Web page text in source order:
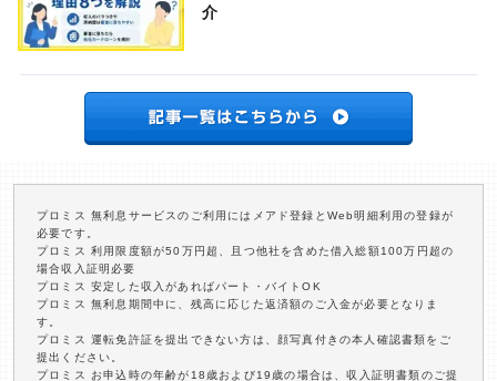
介
プロミス 無利息サービスのご利用にはメアド登録とWeb明細利用の登録が
必要です。
プロミス 利用限度額が50万円超、且つ他社を含めた借入総額100万円超の
場合収入証明必要
プロミス 安定した収入があればパート・バイトOK
プロミス 無利息期間中に、残高に応じた返済額のご入金が必要となりま
す。
プロミス 運転免許証を提出できない方は、顔写真付きの本人確認書類をご
提出ください。
プロミス お申込時の年齢が18歳および19歳の場合は、収入証明書類のご提